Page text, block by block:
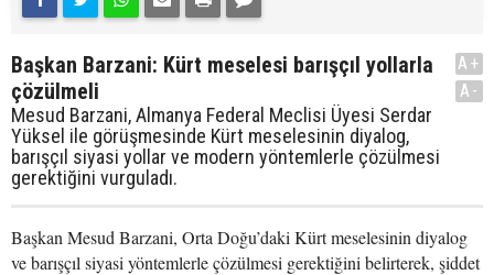
Başkan Barzani: Kürt meselesi barışçıl yollarla
çözülmeli
Mesud Barzani, Almanya Federal Meclisi Üyesi Serdar
Yüksel ile görüşmesinde Kürt meselesinin diyalog,
barışçıl siyasi yollar ve modern yöntemlerle çözülmesi
gerektiğini vurguladı.
A+
A-
Başkan Mesud Barzani, Orta Doğu’daki Kürt meselesinin diyalog
ve barışçıl siyasi yöntemlerle çözülmesi gerektiğini belirterek, şiddet